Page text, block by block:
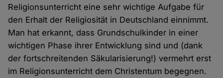
Religionsunterricht eine sehr wichtige Aufgabe für
den Erhalt der Religiosität in Deutschland einnimmt.
Man hat erkannt, dass Grundschulkinder in einer
wichtigen Phase ihrer Entwicklung sind und (dank
der fortschreitenden Säkularisierung!) vermehrt erst
im Religionsunterricht dem Christentum begegnen.